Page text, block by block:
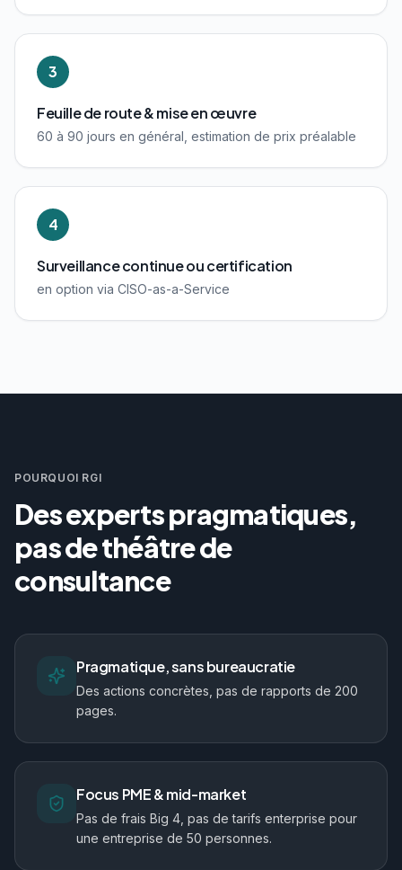
3
Feuille de route & mise en œuvre
60 à 90 jours en général, estimation de prix préalable
4
Surveillance continue ou certification
en option via CISO-as-a-Service
POURQUOI RGI
Des experts pragmatiques,
pas de théâtre de
consultance
Pragmatique, sans bureaucratie
Des actions concrètes, pas de rapports de 200
pages.
Focus PME & mid-market
Pas de frais Big 4, pas de tarifs enterprise pour
une entreprise de 50 personnes.